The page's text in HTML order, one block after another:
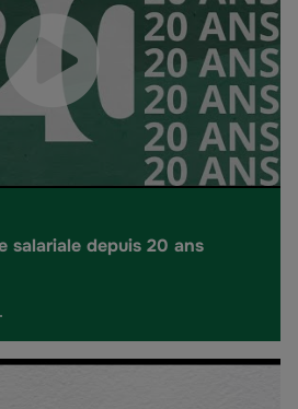
salariale depuis 20 ans